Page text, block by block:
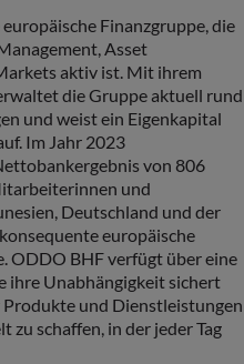
Finanzgruppe, die
Asset
aktiv ist. Mit ihrem
die Gruppe aktuell rund
und weist ein Eigenkapital
Im Jahr 2023
von 806
und
Deutschland und der
europäische
ODDO BHF verfügt über eine
ihre Unabhängigkeit sichert
und Dienstleistungen
zu schaffen, in der jeder Tag